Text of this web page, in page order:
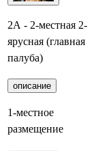
2А - 2-местная 2-
ярусная (главная
палуба)
описание
1-местное
размещение